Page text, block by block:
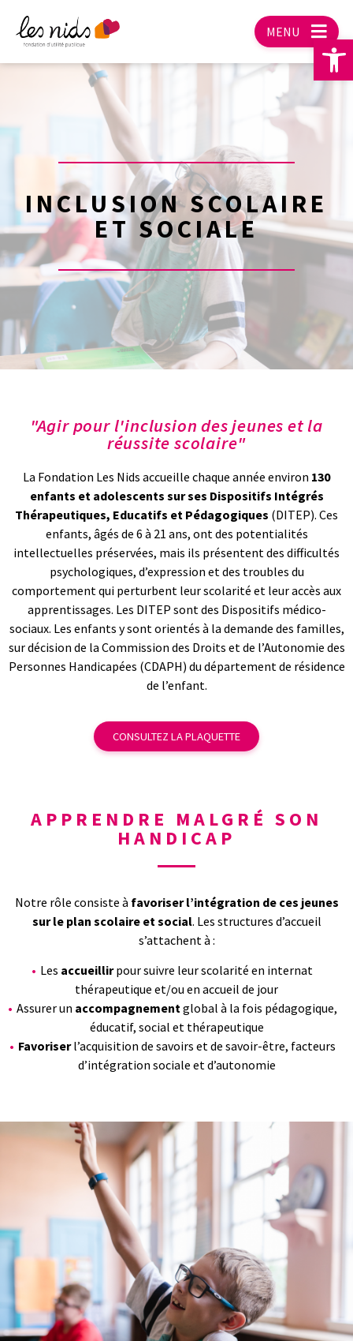
MENU
INCLUSION SCOLAIRE
ET SOCIALE
"Agir pour l'inclusion des jeunes et la
réussite scolaire"
La Fondation Les Nids accueille chaque année environ 130
enfants et adolescents sur ses Dispositifs Intégrés
Thérapeutiques, Educatifs et Pédagogiques (DITEP). Ces
enfants, âgés de 6 à 21 ans, ont des potentialités
intellectuelles préservées, mais ils présentent des difficultés
psychologiques, d’expression et des troubles du
comportementqui perturbent leurscolarité et leur accès aux
apprentissages. Les DITEP sont des Dispositifs médico-
sociaux. Les enfants y sont orientés à la demande des familles,
sur décision de la Commission des Droits et de l’Autonomie des
Personnes Handicapées (CDAPH) du département de résidence
de l’enfant.
CONSULTEZ LA PLAQUETTE
APPRENDRE MALGRÉ SON
HANDICAP
Notre rôle consiste à favoriser l’intégration de ces jeunes
sur le plan scolaire et social. Les structures d’accueil
s’attachent à :
Les accueillir pour suivre leur scolarité en internat
thérapeutique et/ou en accueil de jour
Assurer un accompagnementglobal à la fois pédagogique,
éducatif, social et thérapeutique
Favoriserl’acquisition de savoirs et de savoir-être, facteurs
d’intégration sociale et d’autonomie